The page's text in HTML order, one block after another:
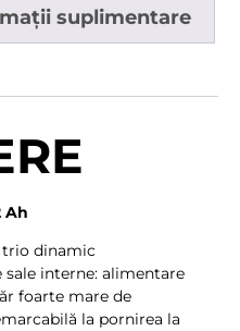
suplimentare
Ah
trio dinamic
interne: alimentare
foarte mare de
la pornirea la